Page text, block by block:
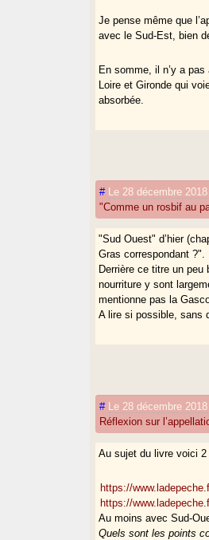
Je pense même que
avec le Sud-Est, bien
En somme, il n’y a
Loire et Gironde qui
absorbée.
# Le 28 décembre
"Comme un rosbif au
"Sud Ouest" d’hier
Gras correspondant ?".
Derrière ce titre un
nourriture y sont
mentionne pas la
A lire si possible, sans
# Le 28 décembre
Réflexion sur
Au sujet du livre voici
https://
https://
Au moins avec Sud-
Quels sont les points